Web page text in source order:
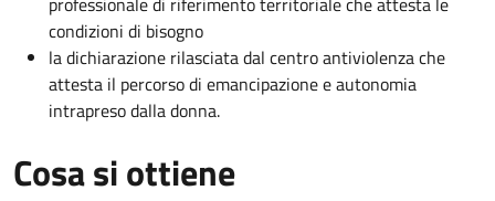
condizioni di bisogno
la dichiarazione rilasciata dal centro antiviolenza che
attesta il percorso di emancipazione e autonomia
intrapreso dalla donna.
Cosa si ottiene